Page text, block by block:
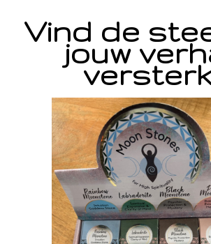
Vind de
jouw